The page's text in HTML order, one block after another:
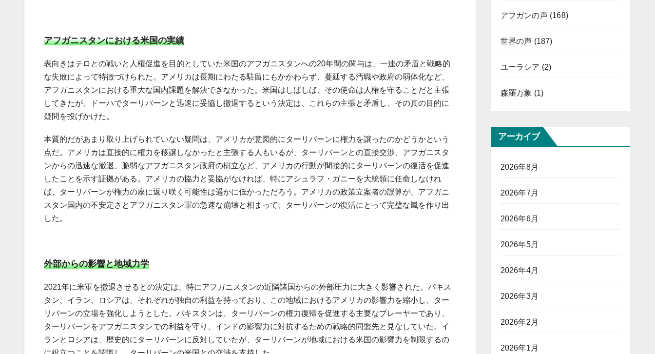
アフガニスタンにおける米国の実績
表向きはテロとの戦いと人権促進を目的としていた米国のアフガニスタンへの20年間の関与は、一連の矛盾と戦略的
な失敗によって特徴づけられた。アメリカは長期にわたる駐留にもかかわらず、蔓延する汚職や政府の弱体化など、
アフガニスタンにおける重大な国内課題を解決できなかった。米国はしばしば、その使命は人権を守ることだと主張
してきたが、ドーハでターリバーンと迅速に妥協し撤退するという決定は、これらの主張と矛盾し、その真の目的に
疑問を投げかけた。
本質的だがあまり取り上げられていない疑問は、アメリカが意図的にターリバーンに権力を譲ったのかどうかという
点だ。アメリカは直接的に権力を移譲しなかったと主張する人もいるが、ターリバーンとの直接交渉、アフガニスタ
ンからの迅速な撤退、脆弱なアフガニスタン政府の樹立など、アメリカの行動が間接的にターリバーンの復活を促進
したことを示す証拠がある。アメリカの協力と妥協がなければ、特にアシュラフ・ガニーを大統領に任命しなけれ
ば、ターリバーンが権力の座に返り咲く可能性は遥かに低かっただろう。アメリカの政策立案者の誤算が、アフガニ
スタン国内の不安定さとアフガニスタン軍の急速な崩壊と相まって、ターリバーンの復活にとって完璧な嵐を作り出
した。
外部からの影響と地域力学
2021年に米軍を撤退させるとの決定は、特にアフガニスタンの近隣諸国からの外部圧力に大きく影響された。パキス
タン、イラン、ロシアは、それぞれが独自の利益を持っており、この地域におけるアメリカの影響力を縮小し、ター
リバーンの立場を強化しようとした。パキスタンは、ターリバーンの権力復帰を促進する主要なプレーヤーであり、
ターリバーンをアフガニスタンでの利益を守り、インドの影響力に対抗するための戦略的同盟先と見なしていた。イ
ランとロシアは、歴史的にターリバーンに反対していたが、ターリバーンが地域における米国の影響力を制限するの
アフガンの声(168)
世界の声 (187)
ユーラシア (2)
森羅万象 (1)
アーカイブ
2026年8月
2026年7月
2026年6月
2026年5月
2026年4月
2026年3月
2026年2月
2026年1月